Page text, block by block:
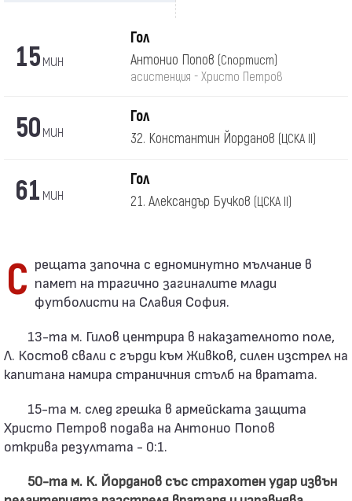
15мин
Гол
Антонио Попов (Спортист)
асистенция - Христо Петров
50мин
Гол
32. Константин Йорданов (ЦСКА II)
61 мин
Гол
21. Александър Бучков (ЦСКА II)
Срещата започна с едноминутно мълчание в памет на трагично загиналите млади
футболисти на Славия София.
13-та м. Гилов центрира в наказателното поле,
Л. Костов свали с гърди към Живков, силен изстрел на
капитана намира страничния стълб на вратата.
15-та м. след грешка в армейската защита
Христо Петров подава на Антонио Попов
открива резултата - 0:1.
50-та м. К. Йорданов със страхотен удар извън